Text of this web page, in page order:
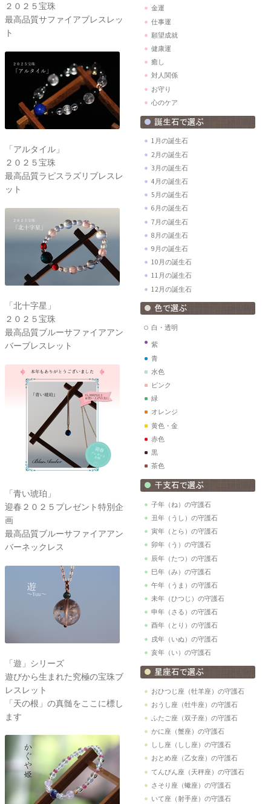
２０２５宝珠
最高品質サファイアブレスレッ
ト
「アルタイル」
２０２５宝珠
最高品質ラピスラズリブレスレ
ット
「北十字星」
２０２５宝珠
最高品質ブルーサファイアアン
バーブレスレット
「青い琥珀」
迎春２０２５プレゼント特別企
画
最高品質ブルーサファイアアン
バーネックレス
「遊」シリーズ
遊びから生まれた究極の宝珠ブ
レスレット
「天の根」の真髄をここに標し
ます
金運
仕事運
願望成就
健康運
癒し
対人関係
お守り
心のケア
1月の誕生石
2月の誕生石
3月の誕生石
4月の誕生石
5月の誕生石
6月の誕生石
7月の誕生石
8月の誕生石
9月の誕生石
10月の誕生石
11月の誕生石
12月の誕生石
白・透明
紫
青
水色
ピンク
緑
オレンジ
黄色・金
赤色
黒
茶色
子年（ね）の守護石
丑年（うし）の守護石
寅年（とら）の守護石
卯年（う）の守護石
辰年（たつ）の守護石
巳年（み）の守護石
午年（うま）の守護石
未年（ひつじ）の守護石
申年（さる）の守護石
酉年（とり）の守護石
戌年（いぬ）の守護石
亥年（い）の守護石
おひつじ座（牡羊座）の守護石
おうし座（牡牛座）の守護石
ふたご座（双子座）の守護石
かに座（蟹座）の守護石
しし座（しし座）の守護石
おとめ座（乙女座）の守護石
てんびん座（天秤座）の守護石
さそり座（蠍座）の守護石
いて座（射手座）の守護石